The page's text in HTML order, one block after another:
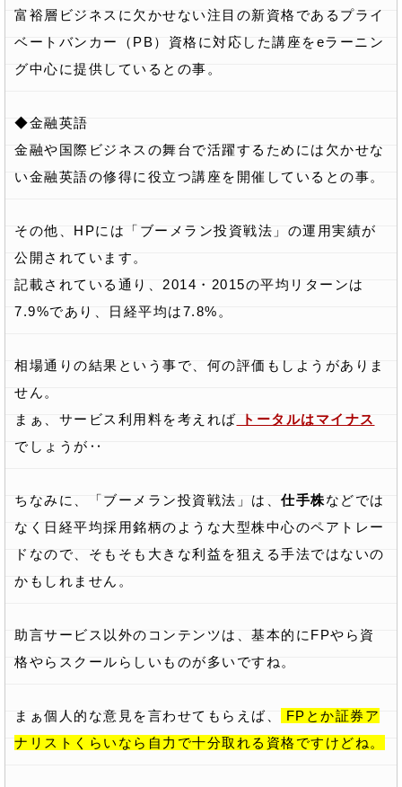
富裕層ビジネスに欠かせない注目の新資格であるプライ
ベートバンカー（PB）資格に対応した講座をeラーニン
グ中心に提供しているとの事。
◆金融英語
金融や国際ビジネスの舞台で活躍するためには欠かせな
い金融英語の修得に役立つ講座を開催しているとの事。
その他、HPには「ブーメラン投資戦法」の運用実績が
公開されています。
記載されている通り、2014・2015の平均リターンは
7.9%であり、日経平均は7.8%。
相場通りの結果という事で、何の評価もしようがありま
せん。
まぁ、サービス利用料を考えれば トータルはマイナス
でしょうが‥
ちなみに、「ブーメラン投資戦法」は、 仕手株などでは
なく日経平均採用銘柄のような大型株中心のペアトレー
ドなので、そもそも大きな利益を狙える手法ではないの
かもしれません。
助言サービス以外のコンテンツは、基本的にFPやら資
格やらスクールらしいものが多いですね。
まぁ個人的な意見を言わせてもらえば、
FPとか証券ア
ナリストくらいなら自力で十分取れる資格ですけどね。